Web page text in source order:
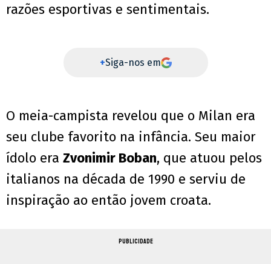
razões esportivas e sentimentais.
+Siga-nos em
O meia-campista revelou que o Milan era
seu clube favorito na infância. Seu maior
ídolo era Zvonimir Boban, que atuou pelos
italianos na década de 1990 e serviu de
inspiração ao então jovem croata.
PUBLICIDADE